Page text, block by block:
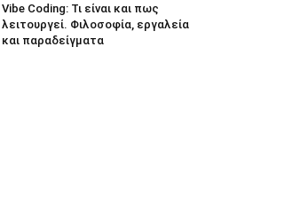
Vibe Coding: Τι είναι και πως
λειτουργεί. Φιλοσοφία, εργαλεία
και παραδείγματα